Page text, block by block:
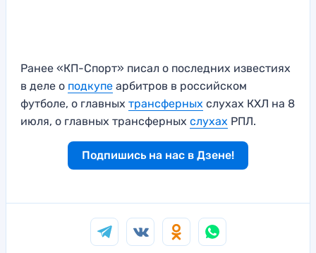
Ранее «КП-Спорт» писал о последних известиях
в деле о подкупе арбитров в российском
футболе, о главных трансферных слухах КХЛ на 8
июля, о главных трансферных слухах РПЛ.
Подпишись на нас в Дзене!